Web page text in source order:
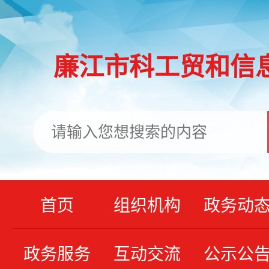
廉江市科工贸和信
首页 组织机构 政务动
政务服务 互动交流 公示公